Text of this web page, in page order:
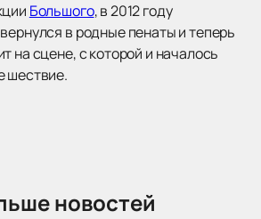
Большого, в 2012 году
в родные пенаты и теперь
на сцене, с которой и началось
шествие.
новостей